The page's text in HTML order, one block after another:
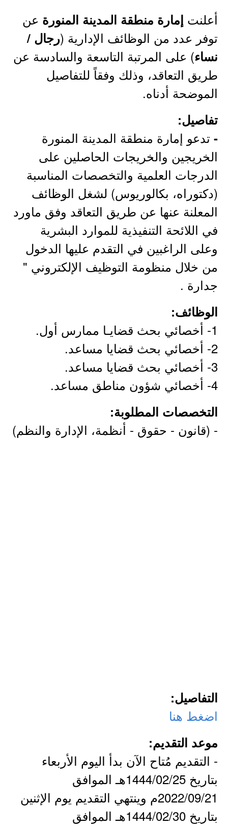
أعلنت إمارة منطقة المدينة المنورة عن
توفر عدد من الوظائف الإدارية (رجال /
نساء) على المرتبة التاسعة والسادسة عن
طريق التعاقد، وذلك وفقاً للتفاصيل
الموضحة أدناه.
تفاصيل:
- تدعو إمارة منطقة المدينة المنورة
الخريجين والخريجات الحاصلين على
الدرجات العلمية والتخصصات المناسبة
(دكتوراه، بكالوريوس) لشغل الوظائف
المعلنة عنها عن طريق التعاقد وفق ماورد
في اللائحة التنفيذية للموارد البشرية
وعلى الراغبين في التقدم عليها الدخول
من خلال منظومة التوظيف الإلكتروني "
جدارة .
الوظائف:
1- أخصائي بحث قضايـا ممارس أول.
2- أخصائي بحث قضايا مساعد.
3- أخصائي بحث قضايا مساعد.
4- أخصائي شؤون مناطق مساعد.
التخصصات المطلوبة:
- (قانون - حقوق - أنظمة، الإدارة والنظم)
التفاصيل:
اضغط هنا
موعد التقديم:
- التقديم مُتاح الآن بدأ اليوم الأربعاء
بتاريخ 1444/02/25هـ الموافق
2022/09/21م وينتهي التقديم يوم الإثنين
بتاريخ 1444/02/30هـ الموافق